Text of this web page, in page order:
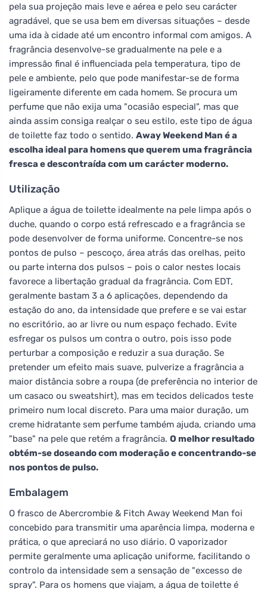
pela sua projeção mais leve e aérea e pelo seu carácter
agradável, que se usa bem em diversas situações – desde
uma ida à cidade até um encontro informal com amigos. A
fragrância desenvolve-se gradualmente na pele e a
impressão final é influenciada pela temperatura, tipo de
pele e ambiente, pelo que pode manifestar-se de forma
ligeiramente diferente em cada homem. Se procura um
perfume que não exija uma "ocasião especial", mas que
ainda assim consiga realçar o seu estilo, este tipo de água
de toilette faz todo o sentido. Away Weekend Man é a
escolha ideal para homens que querem uma fragrância
fresca e descontraída com um carácter moderno.
Utilização
Aplique a água de toilette idealmente na pele limpa após o
duche, quando o corpo está refrescado e a fragrância se
pode desenvolver de forma uniforme. Concentre-se nos
pontos de pulso – pescoço, área atrás das orelhas, peito
ou parte interna dos pulsos – pois o calor nestes locais
favorece a libertação gradual da fragrância. Com EDT,
geralmente bastam 3 a 6 aplicações, dependendo da
estação do ano, da intensidade que prefere e se vai estar
no escritório, ao ar livre ou num espaço fechado. Evite
esfregar os pulsos um contra o outro, pois isso pode
perturbar a composição e reduzir a sua duração. Se
pretender um efeito mais suave, pulverize a fragrância a
maior distância sobre a roupa (de preferência no interior de
um casaco ou sweatshirt), mas em tecidos delicados teste
primeiro num local discreto. Para uma maior duração, um
creme hidratante sem perfume também ajuda, criando uma
"base" na pele que retém a fragrância. O melhor resultado
obtém-se doseando com moderação e concentrando-se
nos pontos de pulso.
Embalagem
O frasco de Abercrombie & Fitch Away Weekend Man foi
concebido para transmitir uma aparência limpa, moderna e
prática, o que apreciará no uso diário. O vaporizador
permite geralmente uma aplicação uniforme, facilitando o
controlo da intensidade sem a sensação de "excesso de
spray". Para os homens que viajam, a água de toilette é